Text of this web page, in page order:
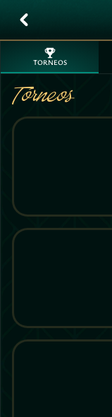
TORNEOS
Torneos